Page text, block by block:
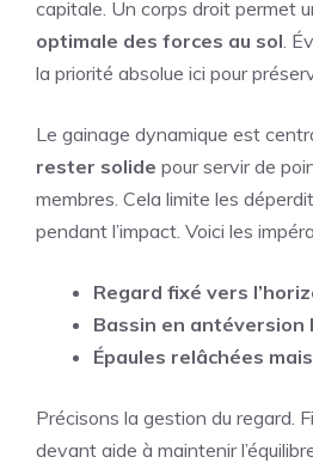
capitale. Un corps droit permet
optimale des forces au sol.
la priorité absolue ici pour
Le gainage dynamique est
rester solide pour servir de
membres. Cela limite les
pendant l’impact. Voici les
Regard fixé vers
Bassin en antéversion
Épaules relâchées
Précisons la gestion du regard.
devant aide à maintenir